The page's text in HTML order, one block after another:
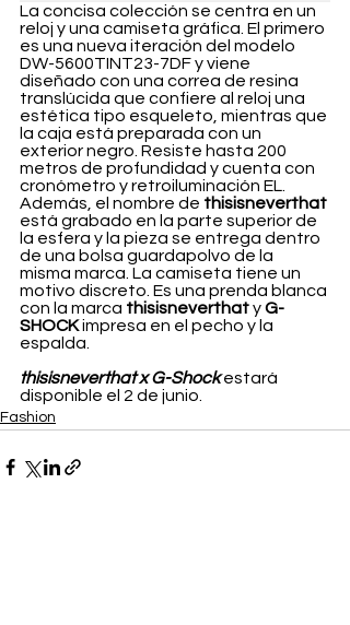
La concisa colección se centra en un
reloj y una camiseta gráfica. El primero
es una nueva iteración del modelo
DW-5600TINT23-7DF y viene
diseñado con una correa de resina
translúcida que confiere al reloj una
estética tipo esqueleto, mientras que
la caja está preparada con un
exterior negro. Resiste hasta 200
metros de profundidad y cuenta con
cronómetro y retroiluminación EL.
Además, el nombre de thisisneverthat
está grabado en la parte superior de
la esfera y la pieza se entrega dentro
de una bolsa guardapolvo de la
misma marca. La camiseta tiene un
motivo discreto. Es una prenda blanca
con la marca thisisneverthat y G-
SHOCK impresa en el pecho y la
espalda.
thisisneverthat x G-Shock estará
disponible el 2 de junio.
Fashion